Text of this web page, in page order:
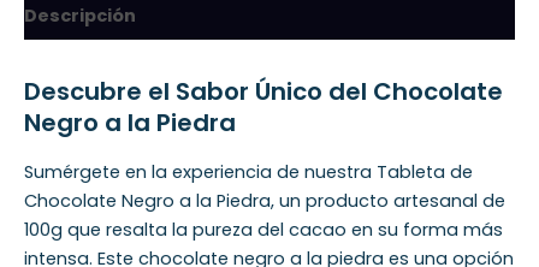
Descripción
Descubre el Sabor Único del Chocolate
Negro a la Piedra
Sumérgete en la experiencia de nuestra Tableta de
Chocolate Negro a la Piedra, un producto artesanal de
100g que resalta la pureza del cacao en su forma más
intensa. Este chocolate negro a la piedra es una opción